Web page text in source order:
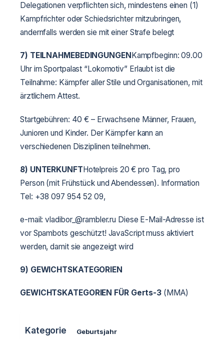
Delegationen verpflichten sich, mindestens einen (1)
Kampfrichter oder Schiedsrichter mitzubringen,
andernfalls werden sie mit einer Strafe belegt
7) TEILNAHMEBEDINGUNGEN Kampfbeginn: 09.00
Uhr im Sportpalast “Lokomotiv” Erlaubt ist die
Teilnahme: Kämpfer aller Stile und Organisationen, mit
ärztlichem Attest.
Startgebühren: 40 € – Erwachsene Männer, Frauen,
Junioren und Kinder. Der Kämpfer kann an
verschiedenen Disziplinen teilnehmen.
8) UNTERKUNFTHotelpreis 20 € pro Tag, pro
Person (mit Frühstück und Abendessen). Information
Tel: +38 097 954 52 09,
e-mail: vladibor_@rambler.ru Diese E-Mail-Adresse ist
vor Spambots geschützt! JavaScript muss aktiviert
werden, damit sie angezeigt wird
9) GEWICHTSKATEGORIEN
GEWICHTSKATEGORIEN FÜR Gerts-3 (MMA)
Kategorie Geburtsjahr